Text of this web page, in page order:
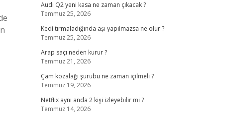
Audi Q2 yeni kasa ne zaman çıkacak ?
Temmuz 25, 2026
Kedi tırmaladığında aşı yapılmazsa ne olur ?
Temmuz 25, 2026
Arap saçı neden kurur ?
Temmuz 21, 2026
Çam kozalağı şurubu ne zaman içilmeli ?
Temmuz 19, 2026
Netflix aynı anda 2 kişi izleyebilir mi ?
Temmuz 14, 2026